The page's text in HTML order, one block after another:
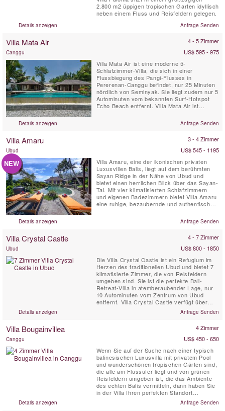
2.800 m2 üppigen tropischen Garten idyllisch
neben einem Fluss und Reisfeldern gelegen.
Details anzeigen Anfrage Senden
Villa Mata Air 4 - 5 Zimmer
Canggu
US$ 595 - 975
Villa Mata Air ist eine moderne 5-
Schlafzimmer-Villa, die sich in einer
Flussbiegung des Pangi-Flusses in
Pererenan-Canggu befindet, nur 25 Minuten
nördlich von Seminyak. Sie liegt zudem nur 5
Autominuten vom bekannten Surf-Hotspot
Echo Beach entfernt. Villa Mata Air ist
Inselaufenthalt und kombiniert balinesischen
offenen Wohnstil mit modernem westlichen
eigenem Koch, Haushaltsservice und ...
Details anzeigen Anfrage Senden
Villa Amaru 3 - 4 Zimmer
Ubud US$ 545 - 1195
NEW
Villa Amaru, eine der ikonischen privaten
Luxusvillen Balis, liegt auf dem berühmten
Sayan Ridge in der Nähe von Ubud und
bietet einen herrlichen Blick über das Sayan-
Tal. Mit vier klimatisierten Schlafzimmern
und eigenen Badezimmern bietet Villa Amaru
eine ruhige, bezaubernde und authentische
einen atemberaubenden Panoramablick auf
Balis Vulkankette und terrassierte
Details anzeigen Anfrage Senden
Villa Crystal Castle 4 - 7 Zimmer
Ubud
US$ 800 - 1850
Die Villa Crystal Castle ist ein Refugium im
Herzen des traditionellen Ubud und bietet 7
klimatisierte Zimmer, die von Reisfeldern
umgeben sind. Sie ist die perfekte Bali-
Retreat-Villa in atemberaubender Lage, nur
10 Autominuten vom Zentrum von Ubud
entfernt. Villa Crystal Castle verfügt über
einen in Resortgröße 18 x 5 m großen Pool,
eine große Yoga Shala und einen Pavillon für
großzügigen, 4600 m² tropischen Garten
Details anzeigen Anfrage Senden
Villa Bougainvillea 4 Zimmer
Canggu
US$ 450 - 650
Wenn Sie auf der Suche nach einer typisch
balinesischen Luxusvilla mit privatem Pool
und wunderschönen tropischen Gärten sind,
die alle am Flussufer liegt und von grünen
Reisfeldern umgeben ist, die das Ambiente
des echten Balis vermitteln, dann haben Sie
in der Villa Ihren perfekten Standort
gefunden Bougainvillea, Canggu. Villa
Bougainvillea ist ein voll ausgestattetes
Details anzeigen Anfrage Senden